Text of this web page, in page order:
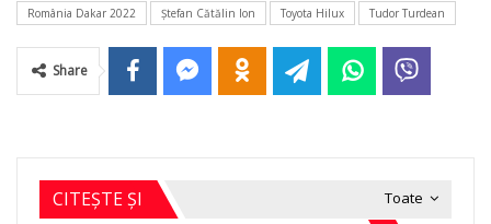
România Dakar 2022
Ștefan Cătălin Ion Toyota Hilux Tudor Turdean
Share
Toate
CITEȘTE ȘI